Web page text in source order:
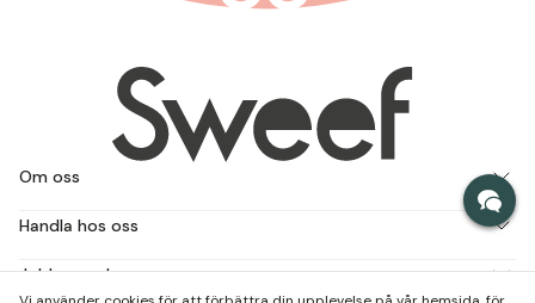
Om oss
Handla hos oss
Jobba med oss